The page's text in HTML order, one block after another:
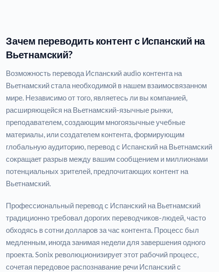
Зачем переводить контент с Испанский на
Вьетнамский?
Возможность перевода Испанский audio контента на
Вьетнамский стала необходимой в нашем взаимосвязанном
мире. Независимо от того, являетесь ли вы компанией,
расширяющейся на Вьетнамский-язычные рынки,
преподавателем, создающим многоязычные учебные
материалы, или создателем контента, формирующим
глобальную аудиторию, перевод с Испанский на Вьетнамский
сокращает разрыв между вашим сообщением и миллионами
потенциальных зрителей, предпочитающих контент на
Вьетнамский.
Профессиональный перевод с Испанский на Вьетнамский
традиционно требовал дорогих переводчиков-людей, часто
обходясь в сотни долларов за час контента. Процесс был
медленным, иногда занимая недели для завершения одного
проекта. Sonix революционизирует этот рабочий процесс,
сочетая передовое распознавание речи Испанский с